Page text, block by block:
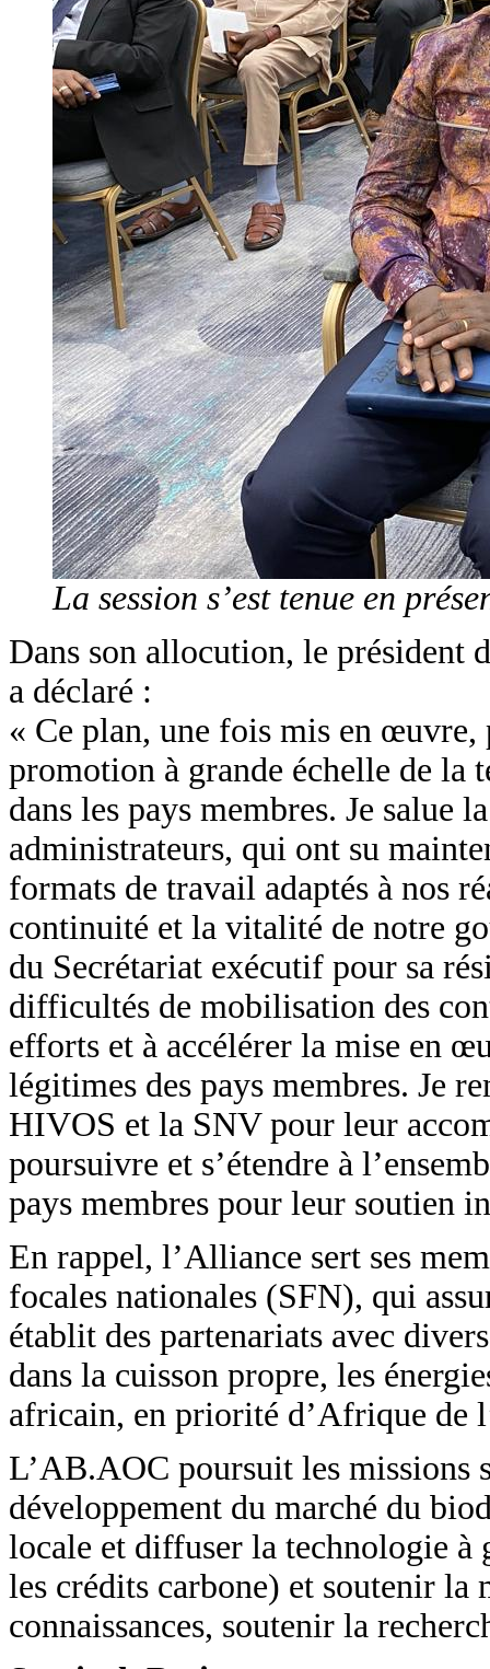
La session s’est tenue en
Dans son allocution, le président
a déclaré :
« Ce plan, une fois mis en œuvre,
promotion à grande échelle de la
dans les pays membres. Je salue
administrateurs, qui ont su
formats de travail adaptés à nos
continuité et la vitalité de notre
du Secrétariat exécutif pour sa
difficultés de mobilisation des
efforts et à accélérer la mise en
légitimes des pays membres. Je
HIVOS et la SNV pour leur
poursuivre et s’étendre à
pays membres pour leur soutien
En rappel, l’Alliance sert ses
focales nationales (SFN), qui
établit des partenariats avec
dans la cuisson propre, les
africain, en priorité d’Afrique de
L’AB.AOC poursuit les missions
développement du marché du
locale et diffuser la technologie à
les crédits carbone) et soutenir la
connaissances, soutenir la